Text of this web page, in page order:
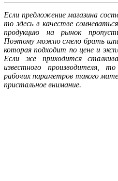
Если предложение магазина
то здесь в качестве
продукцию на рынок
Поэтому можно смело брать
которая подходит по цене и
Если же приходится
известного производителя,
рабочих параметров такого
пристальное внимание.